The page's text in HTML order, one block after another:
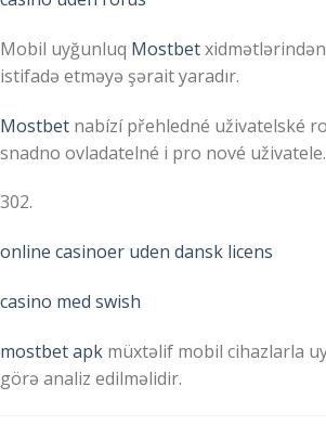
Mobil uyğunluq Mostbet
istifadə etməyə şərait yaradır.
Mostbet nabízí přehledné uživatelské
snadno ovladatelné i pro nové uživatele.
302.
online casinoer uden dansk licens
casino med swish
mostbet apk müxtəlif mobil cihazlarla
görə analiz edilməlidir.